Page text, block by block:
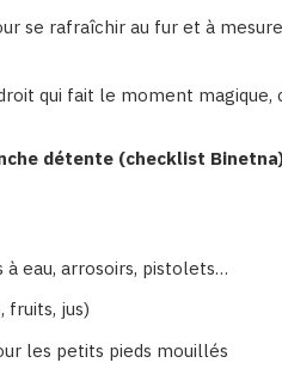
se rafraîchir au fur et à mesure
qui fait le moment magique,
détente (checklist
à eau, arrosoirs, pistolets…
fruits, jus)
les petits pieds mouillés